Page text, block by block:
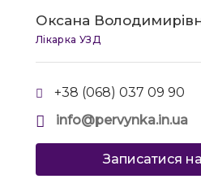
Оксана
Лікарка УЗД
+38 (068) 037 09 90
info@pervynka.in.ua
Записатися